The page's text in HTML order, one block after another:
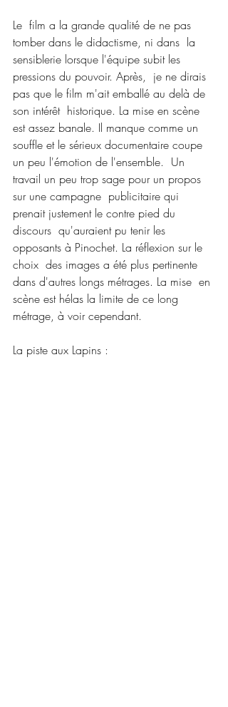
Le  film a la grande qualité de ne pas
tomber dans le didactisme, ni dans  la
sensiblerie lorsque l'équipe subit les
pressions du pouvoir. Après,  je ne dirais
pas que le film m'ait emballé au delà de
son intérêt  historique. La mise en scène
est assez banale. Il manque comme un
souffle et le sérieux documentaire coupe
un peu l'émotion de l'ensemble.  Un
travail un peu trop sage pour un propos
sur une campagne  publicitaire qui
prenait justement le contre pied du
discours  qu'auraient pu tenir les
opposants à Pinochet. La réflexion sur le
choix  des images a été plus pertinente
dans d'autres longs métrages. La mise  en
scène est hélas la limite de ce long
métrage, à voir cependant.
La piste aux Lapins :